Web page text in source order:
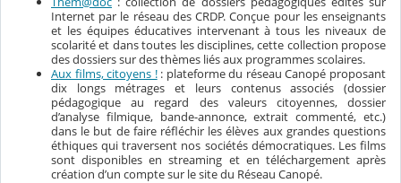
Internet par le réseau des CRDP. Conçue pour les enseignants
et les équipes éducatives intervenant à tous les niveaux de
scolarité et dans toutes les disciplines, cette collection propose
des dossiers sur des thèmes liés aux programmes scolaires.
Aux films, citoyens !: plateforme du réseau Canopé proposant
dix longs métrages et leurs contenus associés (dossier
pédagogique au regard des valeurs citoyennes, dossier
d’analyse filmique, bande-annonce, extrait commenté, etc.)
dans le but de faire réfléchir les élèves aux grandes questions
éthiques qui traversent nos sociétés démocratiques.Les films
sont disponibles en streaming et en téléchargement après
création d’un compte sur le site du Réseau Canopé.